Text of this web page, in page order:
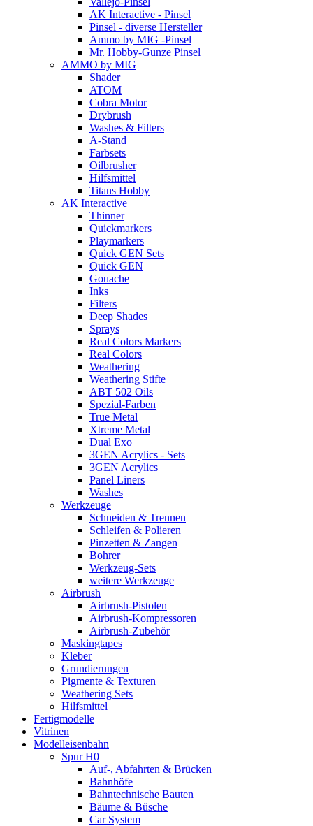
AK Interactive - Pinsel
Pinsel - diverse Hersteller
Ammo by MIG -Pinsel
Mr. Hobby-Gunze Pinsel
AMMO by MIG
Shader
ATOM
Cobra Motor
Drybrush
Washes & Filters
A-Stand
Farbsets
Oilbrusher
Hilfsmittel
Titans Hobby
AK Interactive
Thinner
Quickmarkers
Playmarkers
Quick GEN Sets
Quick GEN
Gouache
Inks
Filters
Deep Shades
Sprays
Real Colors Markers
Real Colors
Weathering
Weathering Stifte
ABT 502 Oils
Spezial-Farben
True Metal
Xtreme Metal
Dual Exo
3GEN Acrylics - Sets
3GEN Acrylics
Panel Liners
Washes
Werkzeuge
Schneiden & Trennen
Schleifen & Polieren
Pinzetten & Zangen
Bohrer
Werkzeug-Sets
weitere Werkzeuge
Airbrush
Airbrush-Pistolen
Airbrush-Kompressoren
Airbrush-Zubehör
Maskingtapes
Kleber
Grundierungen
Pigmente & Texturen
Weathering Sets
Hilfsmittel
Fertigmodelle
Vitrinen
Modelleisenbahn
Spur H0
Auf-, Abfahrten & Brücken
Bahnhöfe
Bahntechnische Bauten
Bäume & Büsche
Car System